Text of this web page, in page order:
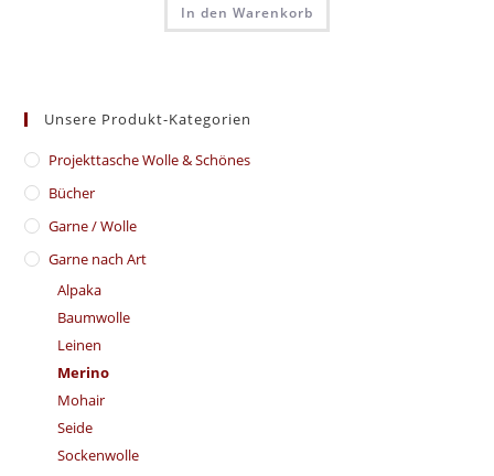
In den Warenkorb
Unsere Produkt-Kategorien
​Projekttasche Wolle & Schönes
Bücher
Garne / Wolle
Garne nach Art
Alpaka
Baumwolle
Leinen
Merino
Mohair
Seide
Sockenwolle